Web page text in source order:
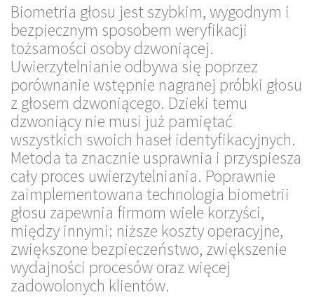
Biometria głosu jest szybkim, wygodnym i
bezpiecznym sposobem weryfikacji
tożsamości osoby dzwoniącej.
Uwierzytelnianie odbywa się poprzez
porównanie wstępnie nagranej próbki głosu
z głosem dzwoniącego. Dzieki temu
dzwoniący nie musi już pamiętać
wszystkich swoich haseł identyfikacyjnych.
Metoda ta znacznie usprawnia i przyspiesza
cały proces uwierzytelniania. Poprawnie
zaimplementowana technologia biometrii
głosu zapewnia firmom wiele korzyści,
między innymi: niższe koszty operacyjne,
zwiększone bezpieczeństwo, zwiększenie
wydajności procesów oraz więcej
zadowolonych klientów.